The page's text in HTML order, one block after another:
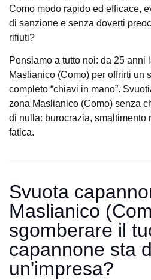
Como modo rapido ed efficace,
di sanzione e senza doverti
rifiuti?
Pensiamo a tutto noi: da 25 anni
Maslianico (Como) per offrirti un
completo “chiavi in mano”.
zona Maslianico (Como) senza
di nulla: burocrazia, smaltimento
fatica.
Svuota
Maslianico
sgomberare il
capannone sta
un'impresa?​